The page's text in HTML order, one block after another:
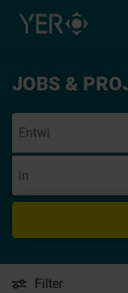
Typ auswählen
JOBS &
Filter